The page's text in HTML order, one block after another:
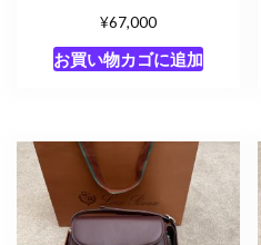
¥67,000
お買い物カゴに追加